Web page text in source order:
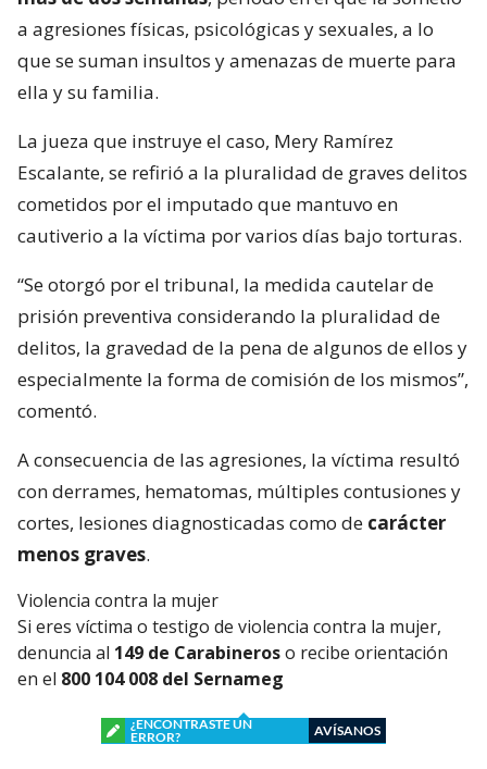
a agresiones físicas, psicológicas y sexuales, a lo
que se suman insultos y amenazas de muerte para
ella y su familia.
La jueza que instruye el caso, Mery Ramírez
Escalante, se refirió a la pluralidad de graves delitos
cometidos por el imputado que mantuvo en
cautiverio a la víctima por varios días bajo torturas.
“Se otorgó por el tribunal, la medida cautelar de
prisión preventiva considerando la pluralidad de
delitos, la gravedad de la pena de algunos de ellos y
especialmente la forma de comisión de los mismos”,
comentó.
A consecuencia de las agresiones, la víctima resultó
con derrames, hematomas, múltiples contusiones y
cortes, lesiones diagnosticadas como de carácter
menos graves.
Violencia contra la mujer
Si eres víctima o testigo de violencia contra la mujer,
denuncia al 149 de Carabineroso recibe orientación
en el 800 104 008 del Sernameg
¿ENCONTRASTE UN
ERROR?
AVÍSANOS